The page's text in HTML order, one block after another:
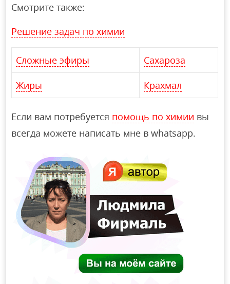
Смотрите также:
Решение задач по химии
Сложные эфиры Сахароза
Жиры Крахмал
Если вам потребуется помощь по химии вы
всегда можете написать мне в whatsapp.